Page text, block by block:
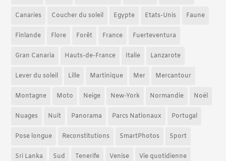
Canaries Coucher du soleil Egypte Etats-Unis Faune
Finlande Flore Forêt France Fuerteventura
Gran Canaria Hauts-de-France Italie Lanzarote
Lever du soleil Lille Martinique Mer Mercantour
Montagne Moto Neige New-York Normandie Noël
Nuages Nuit Panorama Parcs Nationaux Portugal
Pose longue Reconstitutions SmartPhotos Sport
Sri Lanka Sud Tenerife Venise Vie quotidienne